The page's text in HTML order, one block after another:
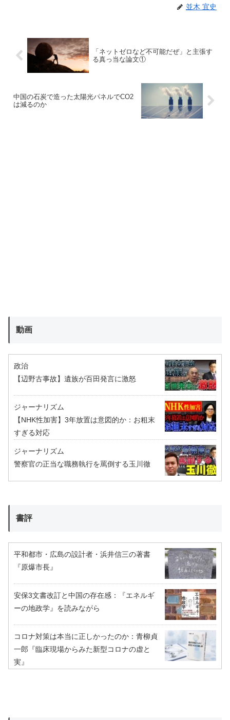
並木 宜史
「ネットゼロなど不可能だぜ」と主張す
る真っ当な論文①
中国の石炭で造った太陽光パネルでCO2
は減るのか
動画
政治
【辺野古事故】遺族が百田発言に激怒
ジャーナリズム
【NHK性加害】3年放置は意図的か：お粗末
すぎる対応
ジャーナリズム
警察官の正当な職務執行を罵倒する玉川徹
書評
平和都市・広島の設計者・浜井信三の著書
『原爆市長』
安保3文書改訂と中国の存在感：『エネルギ
ーの地政学』を読みながら
コロナ対策は本当に正しかったのか：青柳貞
一郎『臨床現場からみた新型コロナの虚と
実』